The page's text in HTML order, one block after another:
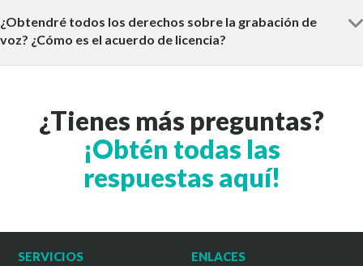
¿Obtendré todos los derechos sobre la grabación de
voz? ¿Cómo es el acuerdo de licencia?
¿Tienes más preguntas?
¡Obtén todas las
respuestas aquí!
SERVICIOS ENLACES